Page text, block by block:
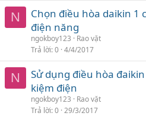
N
Chọn điều hòa daikin 1
điện năng
ngokboy123
Rao vặt
Trả lời 0 4/4/2017
N
Sử dụng điều hòa
kiệm điện
ngokboy123
Rao vặt
Trả lời 0 29/3/2017